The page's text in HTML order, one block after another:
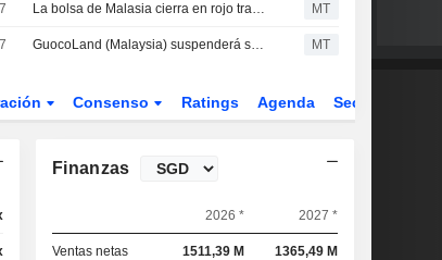
La bolsa de Malasia cierra en rojo tras la reduccion del superavit comercial en junio; Silver Ridge sube un 3% MT
GuocoLand (Malaysia) suspenderá su cotización ante la reducción selectiva de capital y el plan de reembolso MT
Consenso Ratings Agenda Sector
Finanzas
2026 * 2027 *
Ventas netas 1511,39 M 1365,49 M